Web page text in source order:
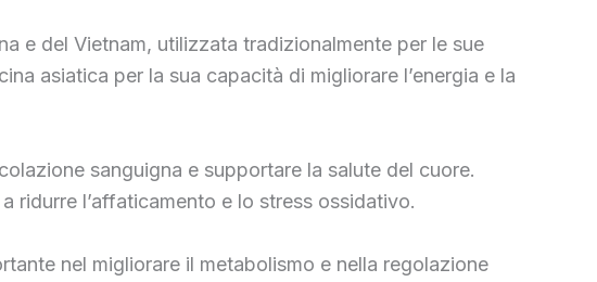
e del Vietnam, utilizzata tradizionalmente per le sue
asiatica per la sua capacità di migliorare l’energia e la
sanguigna e supportare la salute del cuore.
ridurre l’affaticamento e lo stress ossidativo.
nel migliorare il metabolismo e nella regolazione